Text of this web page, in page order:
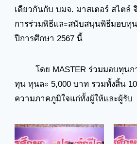
เดียวกันกับ บมจ. มาสเตอร์ สไตล์
การร่วมพิธีและสนับสนุนพิธีมอบทุ
ปีการศึกษา 2567 นี้
โดย MASTER ร่วมมอบทุน
ทุน ทุนละ 5,000 บาท รวมทั้งสิ้น
ความภาคภูมิใจแก่ทั้งผู้ให้และผู้รับ